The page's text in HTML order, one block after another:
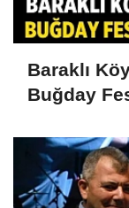
Baraklı
Buğday